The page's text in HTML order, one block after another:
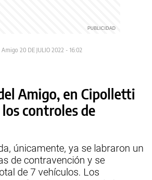
Amigo 20 DE JULIO 2022 - 16:02
Amigo, en Cipolletti
controles de
únicamente, ya se labraron un
de contravención y se
de 7 vehículos. Los